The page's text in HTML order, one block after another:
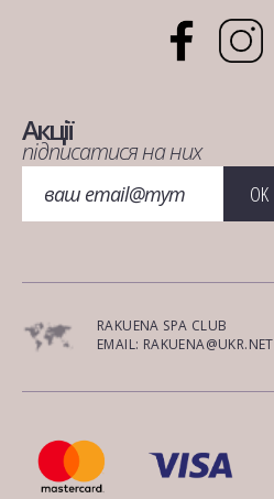
Акції
підписатися на них
OK
RAKUENA SPA CLUB
EMAIL: RAKUENA@UKR.NET